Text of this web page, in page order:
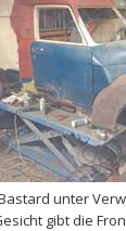
unter
gibt die